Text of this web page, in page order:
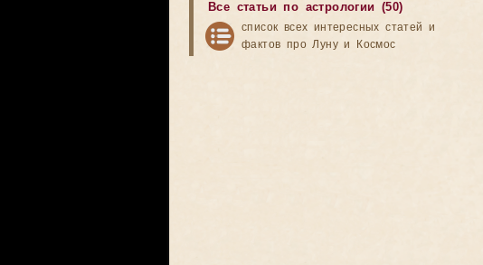
Все статьи по астрологии (50)
список всех интересных статей и
фактов про Луну и Космос